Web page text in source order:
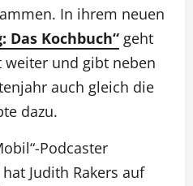
In ihrem neuen
Das Kochbuch“ geht
weiter und gibt neben
auch gleich die
dazu.
Podcaster
hat Judith Rakers auf